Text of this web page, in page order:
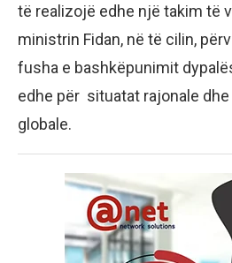
të realizojë edhe një takim të
ministrin Fidan, në të cilin,
fusha e bashkëpunimit
edhe për situatat rajonale
globale.